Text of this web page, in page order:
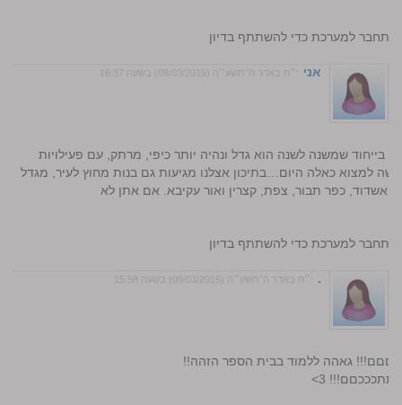
התחבר למערכת כדי להשתתף בדיון
אני י״ח באדר ה׳תשע״ה (09/03/2015) בשעה 16:37
בייחוד שמשנה לשנה הוא גדל ונהיה יותר כיפי, מרתק, עם פעילויות
קשה למצוא כאלה היום…בתיכון אצלנו מגיעות גם בנות מחוץ לעיר, מגדל
אשדוד, כפר תבור, צפת, קצרין ואור עקיבא. אם אתן לא
התחבר למערכת כדי להשתתף בדיון
. י״ח באדר ה׳תשע״ה (09/03/2015) בשעה 15:58
גאהה ללמוד בבית הספר הזהה!!
3>